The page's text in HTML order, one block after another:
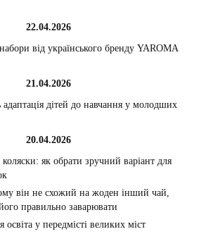
22.04.2026
від українського бренду YAROMA
21.04.2026
дітей до навчання у молодших
20.04.2026
коляски: як обрати зручний варіант для
він не схожий на жоден інший чай,
правильно заварювати
освіта у передмісті великих міст